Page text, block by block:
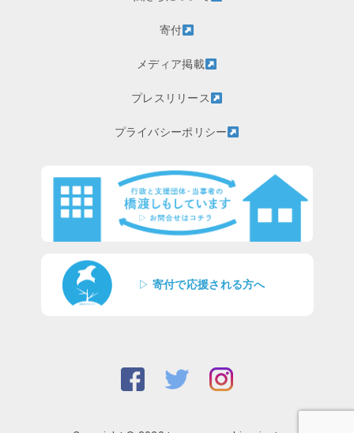
寄付
メディア掲載
プレスリリース
プライバシーポリシー
▷ 寄付で応援される方へ